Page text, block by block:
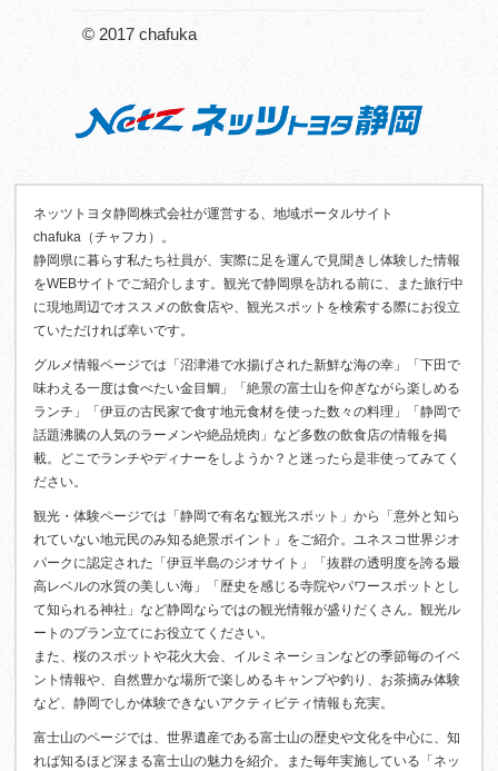
© 2017 chafuka
ネッツトヨタ静岡株式会社が運営する、地域ポータルサイト
chafuka（チャフカ）。
静岡県に暮らす私たち社員が、実際に足を運んで見聞きし体験した情報
をWEBサイトでご紹介します。観光で静岡県を訪れる前に、また旅行中
に現地周辺でオススメの飲食店や、観光スポットを検索する際にお役立
ていただければ幸いです。
グルメ情報ページでは「沼津港で水揚げされた新鮮な海の幸」「下田で
味わえる一度は食べたい金目鯛」「絶景の富士山を仰ぎながら楽しめる
ランチ」「伊豆の古民家で食す地元食材を使った数々の料理」「静岡で
話題沸騰の人気のラーメンや絶品焼肉」など多数の飲食店の情報を掲
載。どこでランチやディナーをしようか？と迷ったら是非使ってみてく
ださい。
観光・体験ページでは「静岡で有名な観光スポット」から「意外と知ら
れていない地元民のみ知る絶景ポイント」をご紹介。ユネスコ世界ジオ
パークに認定された「伊豆半島のジオサイト」「抜群の透明度を誇る最
高レベルの水質の美しい海」「歴史を感じる寺院やパワースポットとし
て知られる神社」など静岡ならではの観光情報が盛りだくさん。観光ル
ートのプラン立てにお役立てください。
また、桜のスポットや花火大会、イルミネーションなどの季節毎のイベ
ント情報や、自然豊かな場所で楽しめるキャンプや釣り、お茶摘み体験
など、静岡でしか体験できないアクティビティ情報も充実。
富士山のページでは、世界遺産である富士山の歴史や文化を中心に、知
れば知るほど深まる富士山の魅力を紹介。また毎年実施している「ネッ